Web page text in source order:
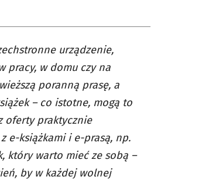
urządzenie,
pracy, w domu czy na
poranną prasę, a
– co istotne, mogą to
oferty praktycznie
e-książkami i e-prasą, np.
który warto mieć ze sobą –
by w każdej wolnej